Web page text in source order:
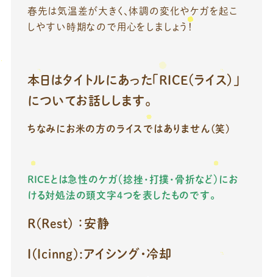
春先は気温差が大きく、体調の変化やケガを起こ
しやすい時期なので用心をしましょう！
本日はタイトルにあった「RICE（ライス）」
についてお話しします。
ちなみにお米の方のライスではありません(笑)
RICEとは急性のケガ（捻挫・打撲・骨折など）にお
ける対処法の頭文字4つを表したものです。
R(Rest) ：安静
I(Icinng):アイシング・冷却